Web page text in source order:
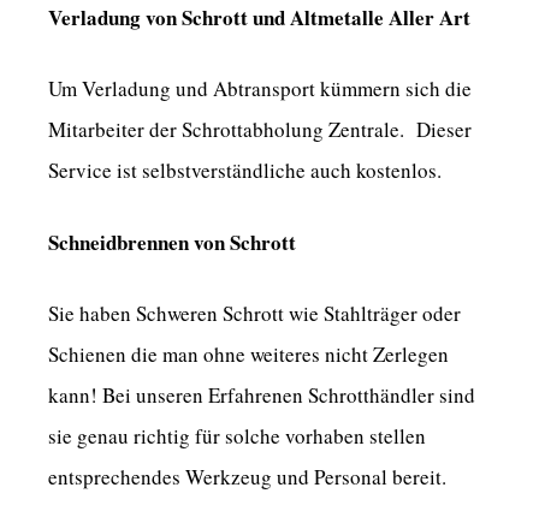
Verladung von Schrott und Altmetalle Aller Art
Um Verladung und Abtransport kümmern sich die
Mitarbeiter der Schrottabholung Zentrale. Dieser
Service ist selbstverständliche auch kostenlos.
Schneidbrennen von Schrott
Sie haben Schweren Schrott wie Stahlträger oder
Schienen die man ohne weiteres nicht Zerlegen
kann! Bei unseren Erfahrenen Schrotthändler sind
sie genau richtig für solche vorhaben stellen
entsprechendes Werkzeug und Personal bereit.